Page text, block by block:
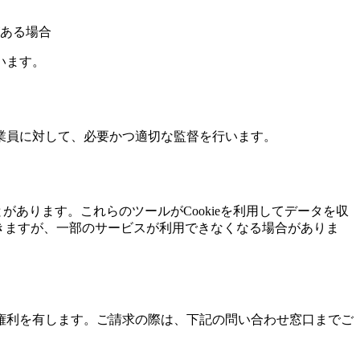
る場合
す。
に対して、必要かつ適切な監督を行います。
あります。これらのツールがCookieを利用してデータを収
すが、一部のサービスが利用できなくなる場合がありま
を有します。ご請求の際は、下記の問い合わせ窓口までご